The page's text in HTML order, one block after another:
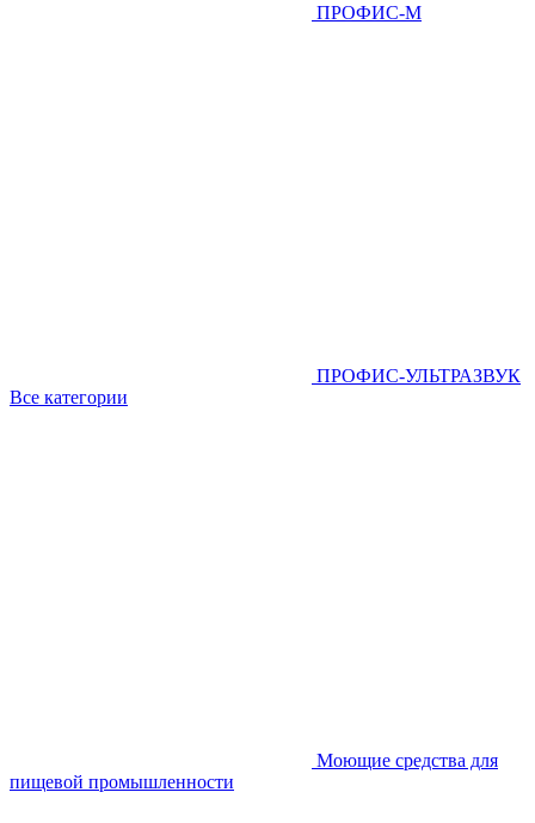
ПРОФИС-М
ПРОФИС-УЛЬТРАЗВУК
Все категории
Моющие средства для
пищевой промышленности